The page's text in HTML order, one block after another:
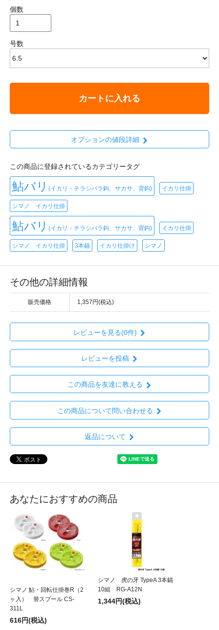
個数
号数
カートに入れる
オプションの値段詳細
この商品に登録されているカテゴリータグ
鮎バリ (イカリ・チラシバラ鈎、サカサ、背鈎) イカリ仕掛
シマノ イカリ仕掛
鮎バリ (イカリ・チラシバラ鈎、サカサ、背鈎) イカリ仕掛
シマノ イカリ仕掛 3本錨 イカリ仕掛け シマノ
その他の詳細情報
販売価格 1,357円(税込)
レビューを見る(0件)
レビューを投稿
この商品を友達に教える
この商品について問い合わせる
返品について
あなたにおすすめの商品
シマノ 鮎・回転仕掛巻R（2
ヶ入） 替スプール CS-
311L
616円(税込)
シマノ 虎の牙 TypeA 3本錨
10組 RG-A12N
1,344円(税込)